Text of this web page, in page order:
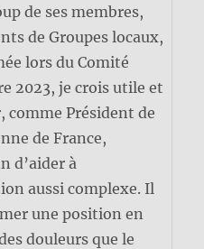
de ses membres,
de Groupes locaux,
lors du Comité
2023, je crois utile et
comme Président de
de France,
d’aider à
aussi complexe. Il
une position en
douleurs que le